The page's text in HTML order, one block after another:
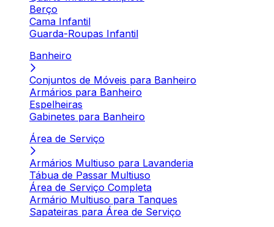
Berço
Cama Infantil
Guarda-Roupas Infantil
Banheiro
Conjuntos de Móveis para Banheiro
Armários para Banheiro
Espelheiras
Gabinetes para Banheiro
Área de Serviço
Armários Multiuso para Lavanderia
Tábua de Passar Multiuso
Área de Serviço Completa
Armário Multiuso para Tanques
Sapateiras para Área de Serviço